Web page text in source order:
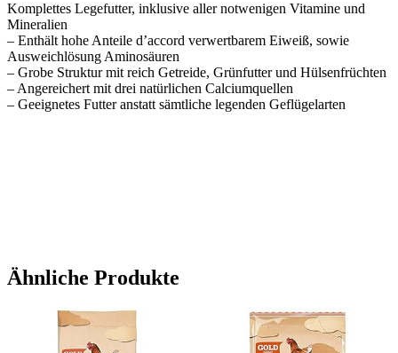
Komplettes Legefutter, inklusive aller notwenigen Vitamine und
Mineralien
– Enthält hohe Anteile d’accord verwertbarem Eiweiß, sowie
Ausweichlösung Aminosäuren
– Grobe Struktur mit reich Getreide, Grünfutter und Hülsenfrüchten
– Angereichert mit drei natürlichen Calciumquellen
– Geeignetes Futter anstatt sämtliche legenden Geflügelarten
Ähnliche Produkte